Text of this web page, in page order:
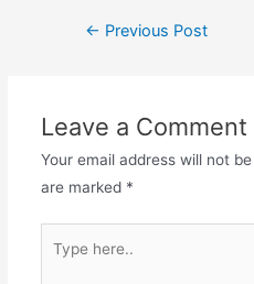
← Previous Post
Leave a Comment
Your email address will not
are marked *